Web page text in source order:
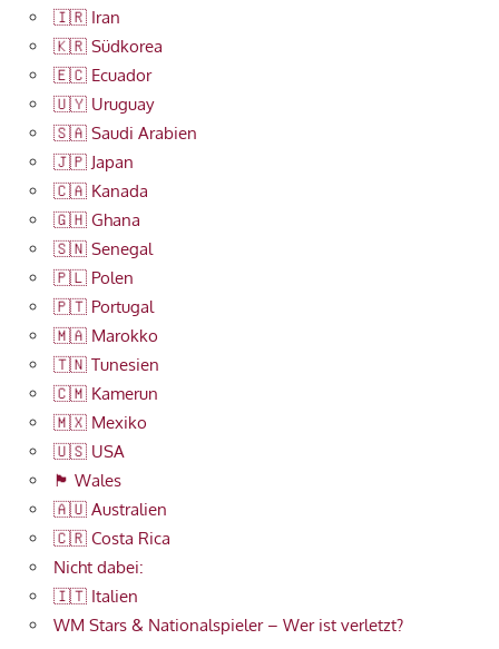
🇮🇷 Iran
🇰🇷 Südkorea
🇪🇨 Ecuador
🇺🇾 Uruguay
🇸🇦 Saudi Arabien
🇯🇵 Japan
🇨🇦 Kanada
🇬🇭 Ghana
🇸🇳 Senegal
🇵🇱 Polen
🇵🇹 Portugal
🇲🇦 Marokko
🇹🇳 Tunesien
🇨🇲 Kamerun
🇲🇽 Mexiko
🇺🇸 USA
🏴󠁧󠁢󠁷󠁬󠁳󠁿 Wales
🇦🇺 Australien
🇨🇷 Costa Rica
Nicht dabei:
🇮🇹 Italien
WM Stars & Nationalspieler – Wer ist verletzt?